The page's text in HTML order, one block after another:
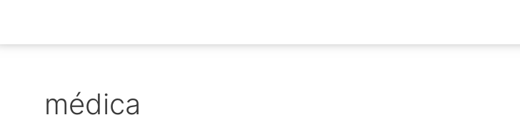
médica